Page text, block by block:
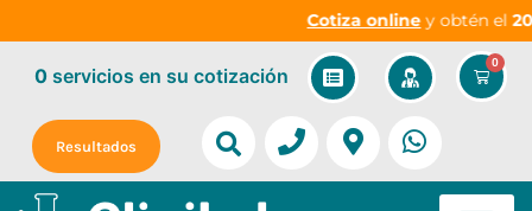
Cotiza onliney obtén el
0
0servicios en su cotización
Resultados